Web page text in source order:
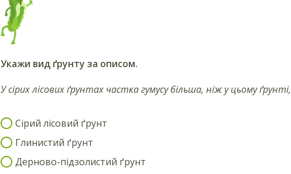
Укажи вид ґрунту за описом.
У сірих лісових ґрунтах частка гумусу більша, ніж у цьому
Сірий лісовий ґрунт
Глинистий ґрунт
Дерново-підзолистий ґрунт